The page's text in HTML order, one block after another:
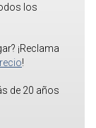
los
¡Reclama
!
de 20 años